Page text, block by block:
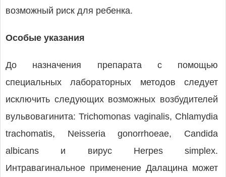
возможный риск для ребенка.
Особые указания
До назначения препарата с помощью
специальных лабораторных методов следует
исключить следующих возможных возбудителей
вульвовагинита: Trichomonas vaginalis, Chlamydia
trachomatis, Neisseria gonorrhoeae, Candida
albicans и вирус Herpes simplex.
Интравагинальное применение Далацина может